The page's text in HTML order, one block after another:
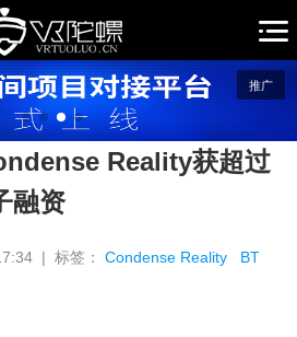
推广
Reality获超过
融资
| 标签：Condense Reality BT